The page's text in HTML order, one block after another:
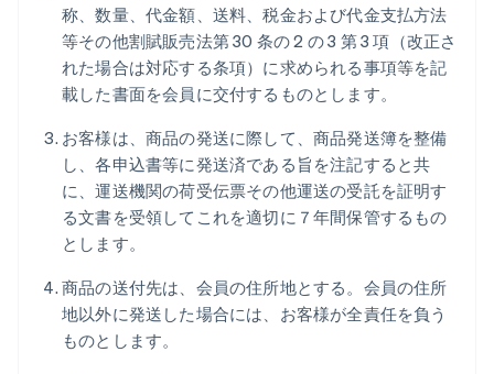
称、数量、代金額、送料、税金および代金支払方法
等その他割賦販売法第 30 条の 2 の 3 第 3 項（改正さ
れた場合は対応する条項）に求められる事項等を記
載した書面を会員に交付するものとします。
お客様は、商品の発送に際して、商品発送簿を整備
し、各申込書等に発送済である旨を注記すると共
に、運送機関の荷受伝票その他運送の受託を証明す
る文書を受領してこれを適切に７年間保管するもの
とします。
商品の送付先は、会員の住所地とする。会員の住所
地以外に発送した場合には、お客様が全責任を負う
ものとします。